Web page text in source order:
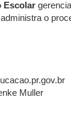
Escolar
o
Muller